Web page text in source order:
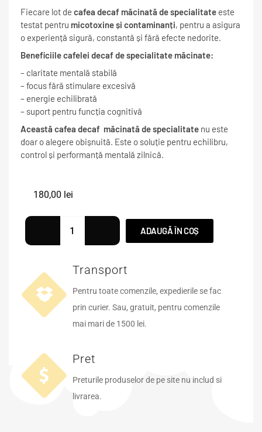
Fiecare lot de cafea decaf măcinată de specialitate este
testat pentru micotoxine și contaminanți, pentru a asigura
o experiență sigură, constantă și fără efecte nedorite.
Beneficiile cafelei decaf de specialitate măcinate:
– claritate mentală stabilă
– focus fără stimulare excesivă
– energie echilibrată
– suport pentru funcția cognitivă
Această cafea decaf măcinată de specialitate nu este
doar o alegere obișnuită. Este o soluție pentru echilibru,
control și performanță mentală zilnică.
180,00 lei
ADAUGĂ ÎN COȘ
Transport
Pentru toate comenzile, expedierile se fac
prin curier. Sau, gratuit, pentru comenzile
mai mari de 1500 lei.
Pret
Preturile produselor de pe site nu includ si
livrarea.